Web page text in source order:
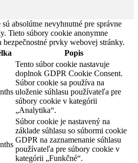
absolútne nevyhnutné pre správne
Tieto súbory cookie anonymne
prvky webovej stránky.
Popis
Tento súbor cookie nastavuje
doplnok GDPR Cookie Consent.
Súbor cookie sa používa na
uloženie súhlasu používateľa pre
súbory cookie v kategórii
„Analytika“.
Súbor cookie je nastavený na
základe súhlasu so súbormi cookie
GDPR na zaznamenanie súhlasu
používateľa pre súbory cookie v
kategórii „Funkčné“.